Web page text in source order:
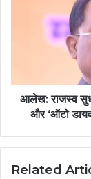
छत्तीसगढ़:
‘ऑटो
म्यूटेशन’
से
आलेख: ​राजस्व
और ‘ऑटो
Related